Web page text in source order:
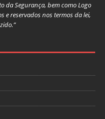
da Segurança, bem como Logo
e reservados nos termos da lei,